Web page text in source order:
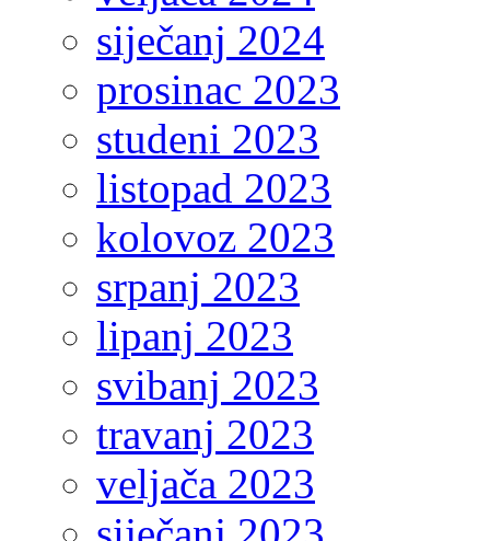
siječanj 2024
prosinac 2023
studeni 2023
listopad 2023
kolovoz 2023
srpanj 2023
lipanj 2023
svibanj 2023
travanj 2023
veljača 2023